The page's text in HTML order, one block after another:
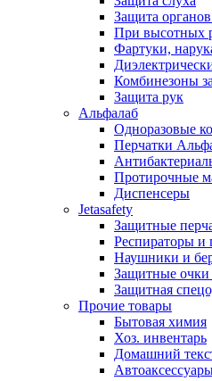
Защита
При высотных
Фартуки,
Комбинезоны
Защита рук
Альфалаб
Одноразовые
Перчатки
Протирочные
Диспенсеры
Jetasafety
Защитные
Респираторы и
Наушники и
Защитные очки
Защитная
Прочие товары
Бытовая химия
Хоз. инвентарь
Домашний